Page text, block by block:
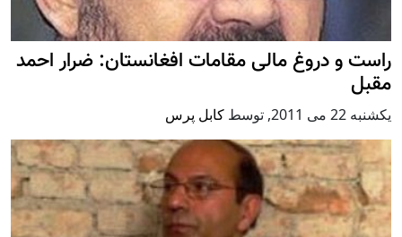
راست و دروغ مالی مقامات افغانستان: ضرار احمد
مقبل
يكشنبه 22 می 2011 , توسط کابل پرس